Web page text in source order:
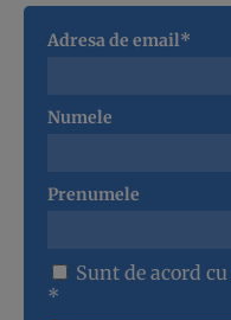
Adresa de email*
Numele
Prenumele
Sunt de acord cu
*